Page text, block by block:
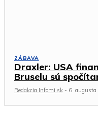
ZÁBAVA
Draxler: USA
Bruselu sú
Redakcia Infomi.sk - 6.